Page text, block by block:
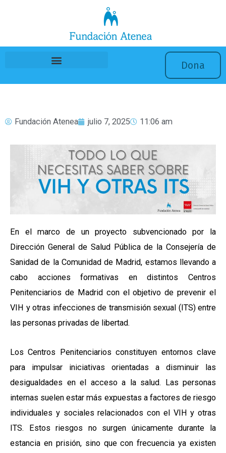
Dona
Fundación Atenea julio 7, 2025 11:06 am
En el marco de un proyecto subvencionado por la
Dirección General de Salud Pública de la Consejería de
Sanidad de la Comunidad de Madrid, estamos llevando a
cabo acciones formativas en distintos Centros
Penitenciarios de Madrid con el objetivo de prevenir el
VIH y otras infecciones de transmisión sexual (ITS) entre
las personas privadas de libertad.
Los Centros Penitenciarios constituyen entornos clave
para impulsar iniciativas orientadas a disminuir las
desigualdades en el acceso a la salud. Las personas
internas suelen estar más expuestas a factores de riesgo
individuales y sociales relacionados con el VIH y otras
ITS. Estos riesgos no surgen únicamente durante la
estancia en prisión, sino que con frecuencia ya existen